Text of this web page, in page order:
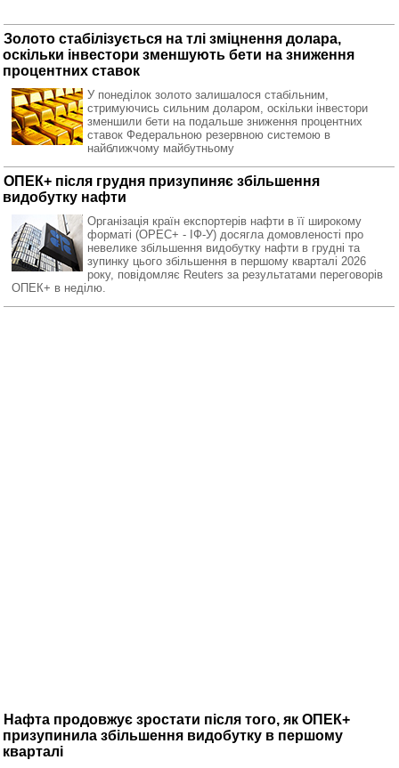
Золото стабілізується на тлі зміцнення долара,
оскільки інвестори зменшують бети на зниження
процентних ставок
У понеділок золото залишалося стабільним,
стримуючись сильним доларом, оскільки інвестори
зменшили бети на подальше зниження процентних
ставок Федеральною резервною системою в
найближчому майбутньому
ОПЕК+ після грудня призупиняє збільшення
видобутку нафти
Організація країн експортерів нафти в її широкому
форматі (OPEC+ - ІФ-У) досягла домовленості про
невелике збільшення видобутку нафти в грудні та
зупинку цього збільшення в першому кварталі 2026
року, повідомляє Reuters за результатами переговорів
ОПЕК+ в неділю.
Нафта продовжує зростати після того, як ОПЕК+
призупинила збільшення видобутку в першому
кварталі